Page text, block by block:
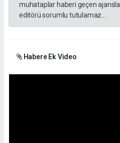
muhataplar haberi geçen
editörü sorumlu tutulamaz...
Habere Ek Video